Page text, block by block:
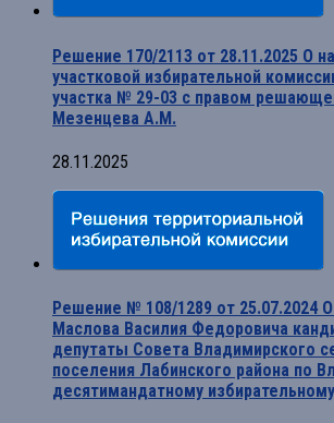
Решение 170/2113 от 28.11.2025 О
участковой избирательной
участка № 29-03 с правом
Мезенцева А.М.
28.11.2025
Решение № 108/1289 от 25.07.2024 О
Маслова Василия Федоровича
депутаты Совета Владимирского
поселения Лабинского района по
десятимандатному